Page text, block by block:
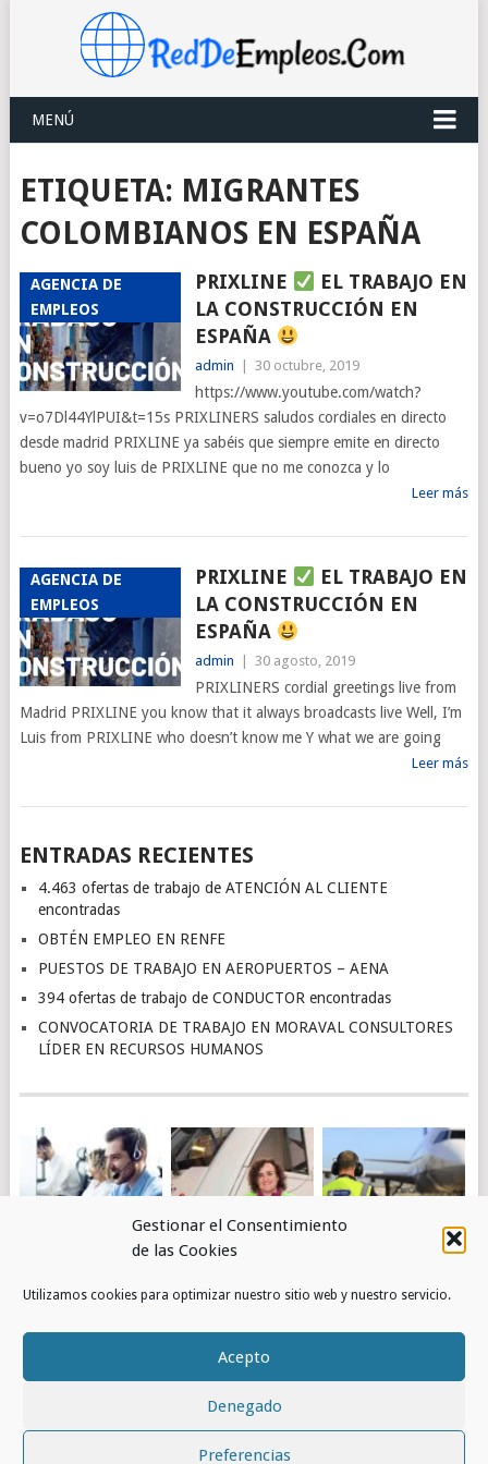
Gestionar el Consentimiento
de las Cookies
Utilizamos cookies para optimizar nuestro sitio web y nuestro servicio.
Acepto
Denegado
Preferencias
MENÚ
ETIQUETA: MIGRANTES
COLOMBIANOS EN ESPAÑA
AGENCIA DE
EMPLEOS
PRIXLINE
EL TRABAJO EN
LA CONSTRUCCIÓN EN
ESPAÑA
admin 30 octubre, 2019
https://www.youtube.com/watch?
v=o7Dl44YlPUI&t=15s PRIXLINERS saludos cordiales en directo
desde madrid PRIXLINE ya sabéis que siempre emite en directo
bueno yo soy luis de PRIXLINE que no me conozca y lo
Leer más
AGENCIA DE
EMPLEOS
PRIXLINE
EL TRABAJO EN
LA CONSTRUCCIÓN EN
ESPAÑA
admin 30 agosto, 2019
PRIXLINERS cordial greetings live from
Madrid PRIXLINE you know that it always broadcasts live Well, I’m
Luis from PRIXLINE who doesn’t know me Y what we are going
Leer más
ENTRADAS RECIENTES
4.463 ofertas de trabajo de ATENCIÓN AL CLIENTE
encontradas
OBTÉN EMPLEO EN RENFE
PUESTOS DE TRABAJO EN AEROPUERTOS – AENA
394 ofertas de trabajo de CONDUCTOR encontradas
CONVOCATORIA DE TRABAJO EN MORAVAL CONSULTORES
LÍDER EN RECURSOS HUMANOS
TRABAJO DE
RENFE
TRABAJO EN
© 2026RED DE EMPLEOS.
CONTACTO POLÍTICA DE COOKIES